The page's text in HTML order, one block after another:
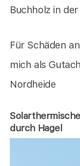
Buchholz in
Für Schäden
mich als
Nordheide
durch Hagel